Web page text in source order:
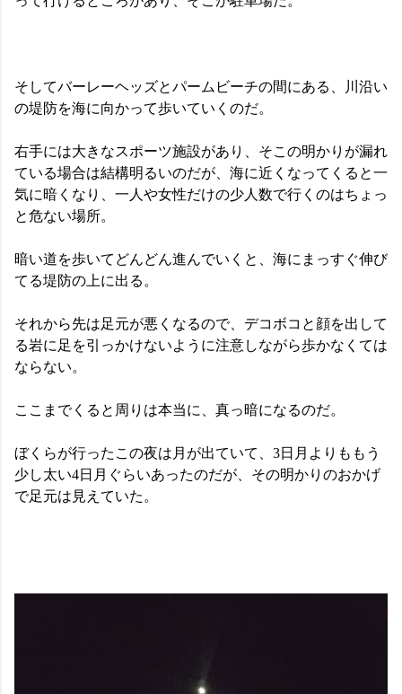
そしてバーレーヘッズとパームビーチの間にある、川沿い
の堤防を海に向かって歩いていくのだ。
右手には大きなスポーツ施設があり、そこの明かりが漏れ
ている場合は結構明るいのだが、海に近くなってくると一
気に暗くなり、一人や女性だけの少人数で行くのはちょっ
と危ない場所。
暗い道を歩いてどんどん進んでいくと、海にまっすぐ伸び
てる堤防の上に出る。
それから先は足元が悪くなるので、デコボコと顔を出して
る岩に足を引っかけないように注意しながら歩かなくては
ならない。
ここまでくると周りは本当に、真っ暗になるのだ。
ぼくらが行ったこの夜は月が出ていて、3日月よりももう
少し太い4日月ぐらいあったのだが、その明かりのおかげ
で足元は見えていた。